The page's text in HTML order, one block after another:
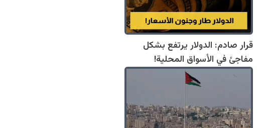
قرار صادم: الدولار يرتفع بشكل
مفاجئ في الأسواق المحلية!